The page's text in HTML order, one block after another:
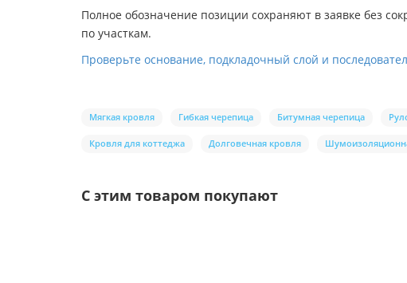
Полное обозначение позиции сохраняют в заявке без
по участкам.
Проверьте основание, подкладочный слой и
Мягкая кровля Гибкая черепица Битумная черепица
Кровля для коттеджа Долговечная кровля
С этим товаром покупают